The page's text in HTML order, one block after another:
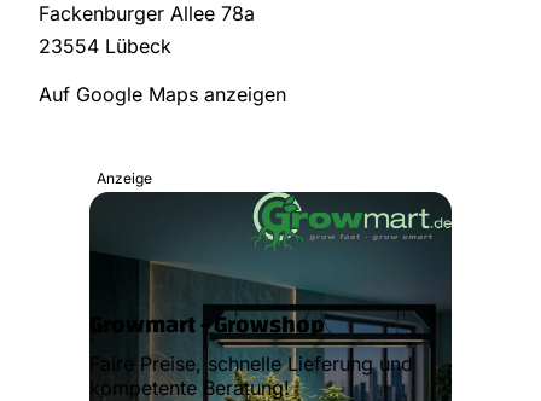
Fackenburger Allee 78a
23554 Lübeck
Auf Google Maps anzeigen
Anzeige
Growmart - Growshop
Faire Preise, schnelle Lieferung und
kompetente Beratung!